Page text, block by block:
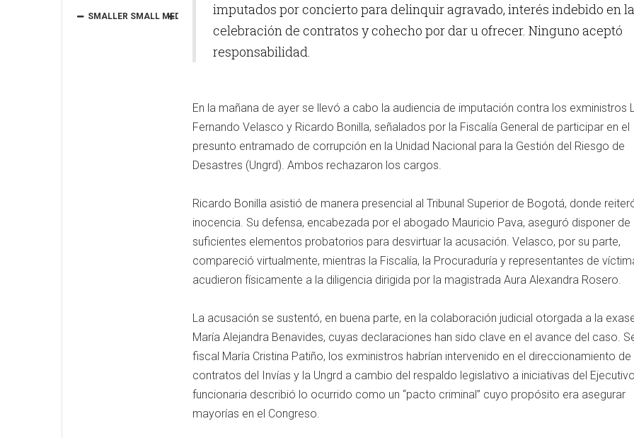
SMALLER SMALL MEDIUM BIG BIGGER
imputados por concierto para delinquir agravado, interés indebido en la
celebración de contratos y cohecho por dar u ofrecer. Ninguno aceptó
responsabilidad.
En la mañana de ayer se llevó a cabo la audiencia de imputación contra los exministros
Fernando Velasco y Ricardo Bonilla, señalados por la Fiscalía General de participar en el
presunto entramado de corrupción en la Unidad Nacional para la Gestión del Riesgo de
Desastres (Ungrd). Ambos rechazaron los cargos.
Ricardo Bonilla asistió de manera presencial al Tribunal Superior de Bogotá, donde
inocencia. Su defensa, encabezada por el abogado Mauricio Pava, aseguró disponer de
suficientes elementos probatorios para desvirtuar la acusación. Velasco, por su parte,
compareció virtualmente, mientras la Fiscalía, la Procuraduría y representantes de
acudieron físicamente a la diligencia dirigida por la magistrada Aura Alexandra Rosero.
La acusación se sustentó, en buena parte, en la colaboración judicial otorgada a la
María Alejandra Benavides, cuyas declaraciones han sido clave en el avance del caso.
fiscal María Cristina Patiño, los exministros habrían intervenido en el direccionamiento de
contratos del Invías y la Ungrd a cambio del respaldo legislativo a iniciativas del
funcionaria describió lo ocurrido como un “pacto criminal” cuyo propósito era asegurar
mayorías en el Congreso.